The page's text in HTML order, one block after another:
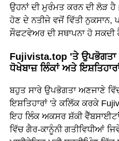
ਉਹਨਾਂ ਦੀ ਮੁਰੰਮਤ ਕਰਨ ਦੀ ਲੋੜ
ਹੋਣ ਦੇ ਨਤੀਜੇ ਵਜੋਂ ਵਿੱਤੀ ਨੁਕਸਾਨ,
ਸੌਫਟਵੇਅਰ ਦੀ ਸਥਾਪਨਾ ਹੋ ਸਕਦੀ
Fujivista.top 'ਤੇ ਉਪਭੋਗਤਾ
ਧੋਖੇਬਾਜ਼ ਲਿੰਕਾਂ ਅਤੇ
ਬਹੁਤ ਸਾਰੇ ਉਪਭੋਗਤਾ ਅਣਜਾਣੇ
ਇਸ਼ਤਿਹਾਰਾਂ 'ਤੇ ਕਲਿੱਕ ਕਰਕੇ
ਇਹ ਲਿੰਕ ਅਕਸਰ ਸ਼ੱਕੀ ਵੈੱਬਸਾਈਟਾਂ
ਵਿੱਚ ਗੈਰ-ਕਾਨੂੰਨੀ ਗਤੀਵਿਧੀਆਂ